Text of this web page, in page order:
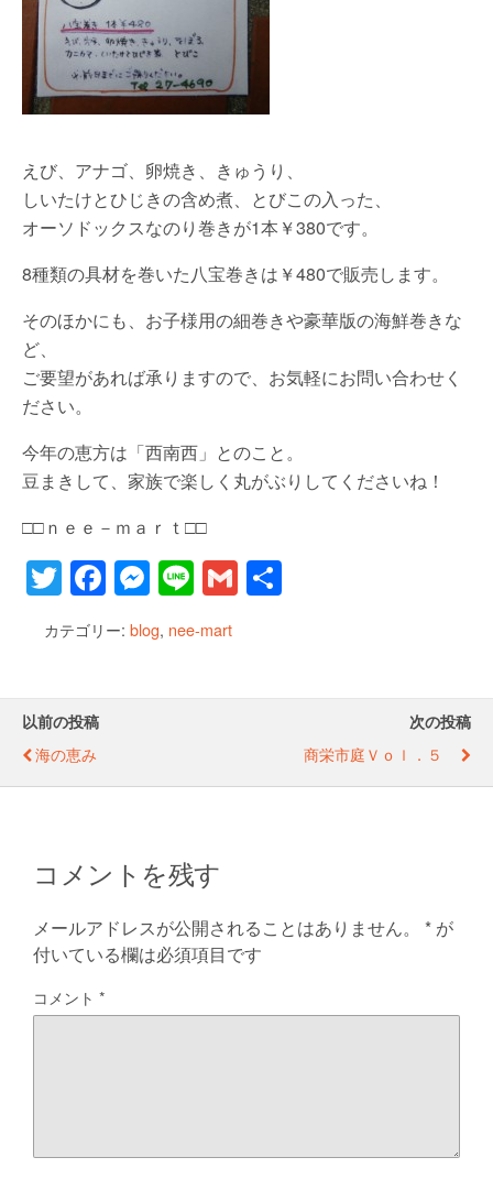
えび、アナゴ、卵焼き、きゅうり、
しいたけとひじきの含め煮、とびこの入った、
オーソドックスなのり巻きが1本￥380です。
8種類の具材を巻いた八宝巻きは￥480で販売します。
そのほかにも、お子様用の細巻きや豪華版の海鮮巻きな
ど、
ご要望があれば承りますので、お気軽にお問い合わせく
ださい。
今年の恵方は「西南西」とのこと。
豆まきして、家族で楽しく丸がぶりしてくださいね！
□□ｎｅｅ－ｍａｒｔ□□
T
wi
tt
F
a
c
o
M
e
ss
er
Li
n
e
G
m
カテゴリー: blog, nee-mart
以前の投稿
海の恵み
次の投稿
商栄市庭ｖｏｌ．５
コメントを残す
メールアドレスが公開されることはありません。 * が
付いている欄は必須項目です
コメント *